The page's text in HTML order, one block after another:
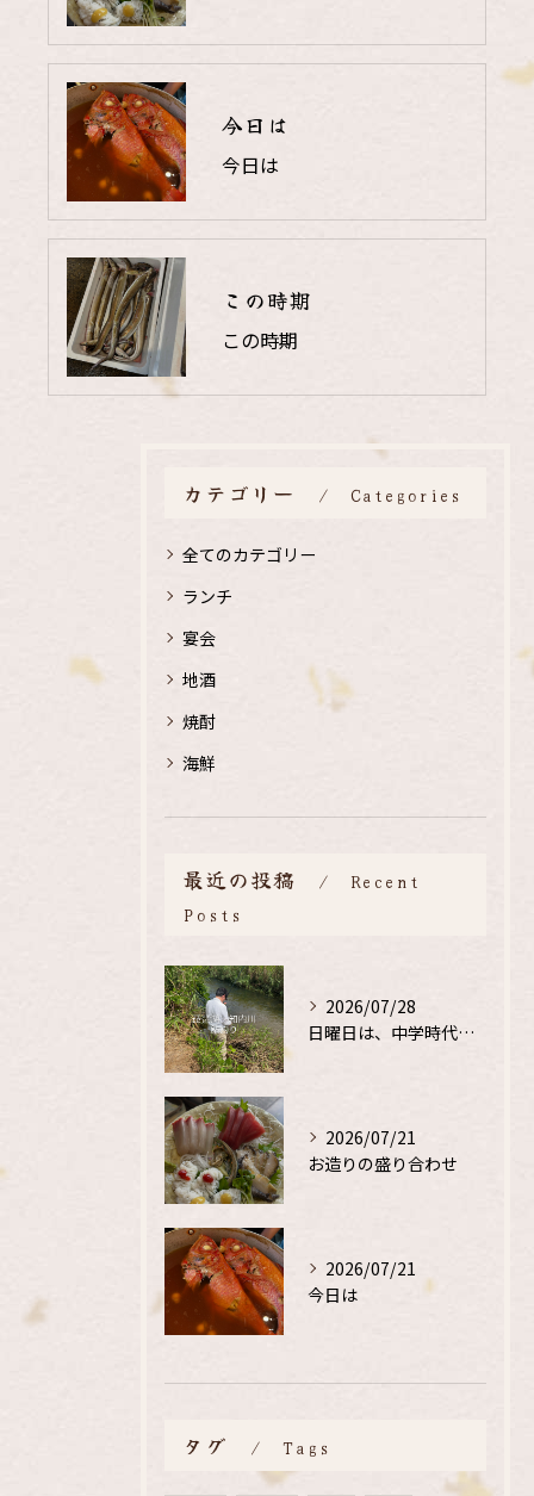
今日は
今日は
この時期
この時期
カテゴリー Categories
全てのカテゴリー
ランチ
宴会
地酒
焼酎
海鮮
最近の投稿
Recent
Posts
2026/07/28
日曜日は、中学時代の、同級生と鮎釣り
2026/07/21
お造りの盛り合わせ
2026/07/21
今日は
タグ Tags